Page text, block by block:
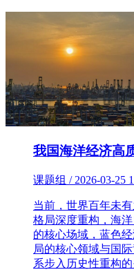
我国海洋经济高
课题组 / 2026-03-25
当前，世界百年未
格局深度重构，海
的核心场域，蓝色
局的核心领域与国
系步入历史性重构的